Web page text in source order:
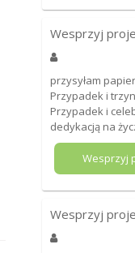
Wesprzyj
przysyłam
Przypadek i
Przypadek i
dedykacją na
Wesprzyj
Wesprzyj